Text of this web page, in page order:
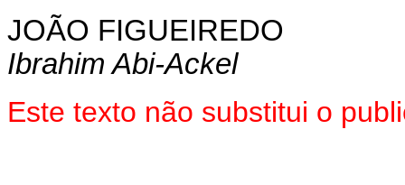
JOÃO FIGUEIREDO
Ibrahim Abi-Ackel
Este texto não substitui o